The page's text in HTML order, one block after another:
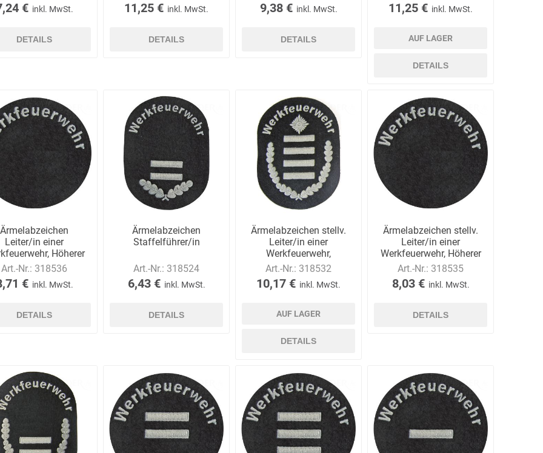
Storck
Professional
Elried ELSPRO Elsterwerk
EMAREI
safety tools
(Ing. Daum)
emspo Endres Tools ENDRESS®
€ inkl. MwSt.
DETAILS
11,25 € inkl. MwSt.
DETAILS
9,38 € inkl. MwSt.
DETAILS
11,25 € inkl. MwSt.
AUF LAGER
DETAILS
Ärmelabzeichen
Leiter/in einer
Höherer
Dienst
Art.-Nr.: 318536
€ inkl. MwSt.
DETAILS
Ärmelabzeichen
Staffelführer/in
Art.-Nr.: 318524
6,43 € inkl. MwSt.
DETAILS
Ärmelabzeichen stellv.
Leiter/in einer
Werkfeuerwehr,
Gehobener Dienst
Art.-Nr.: 318532
10,17 € inkl. MwSt.
AUF LAGER
DETAILS
Ärmelabzeichen stellv.
Leiter/in einer
Werkfeuerwehr, Höherer
Dienst
Art.-Nr.: 318535
8,03 € inkl. MwSt.
DETAILS